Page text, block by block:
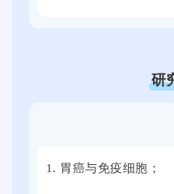
研
1. 胃癌与免疫细胞 ；